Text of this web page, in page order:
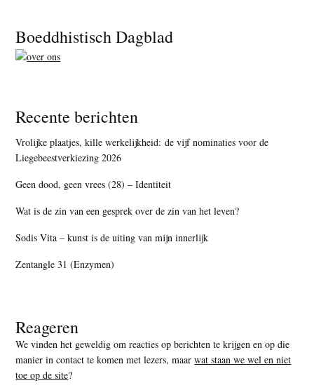
Footer
Boeddhistisch Dagblad
Recente berichten
Vrolijke plaatjes, kille werkelijkheid: de vijf nominaties voor de
Liegebeestverkiezing 2026
Geen dood, geen vrees (28) – Identiteit
Wat is de zin van een gesprek over de zin van het leven?
Sodis Vita – kunst is de uiting van mijn innerlijk
Zentangle 31 (Enzymen)
Reageren
We vinden het geweldig om reacties op berichten te krijgen en op die
manier in contact te komen met lezers, maarwat staan we wel en niet
toe op de site?